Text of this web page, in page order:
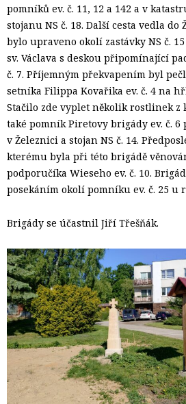
pomníků ev. č. 11, 12 a 142 a v
stojanu NS č. 18. Další cesta vedla do
bylo upraveno okolí zastávky NS č.
sv. Václava s deskou připomínající
č. 7. Příjemným překvapením byl
setníka Filippa Kovařika ev. č. 4 na
Stačilo zde vyplet několik rostlinek z
také pomník Piretovy brigády ev. č. 6
v Železnici a stojan NS č. 14.
kterému byla při této brigádě
podporučíka Wieseho ev. č. 10.
posekáním okolí pomníku ev. č. 25 u
Brigády se účastnil Jiří Třešňák.